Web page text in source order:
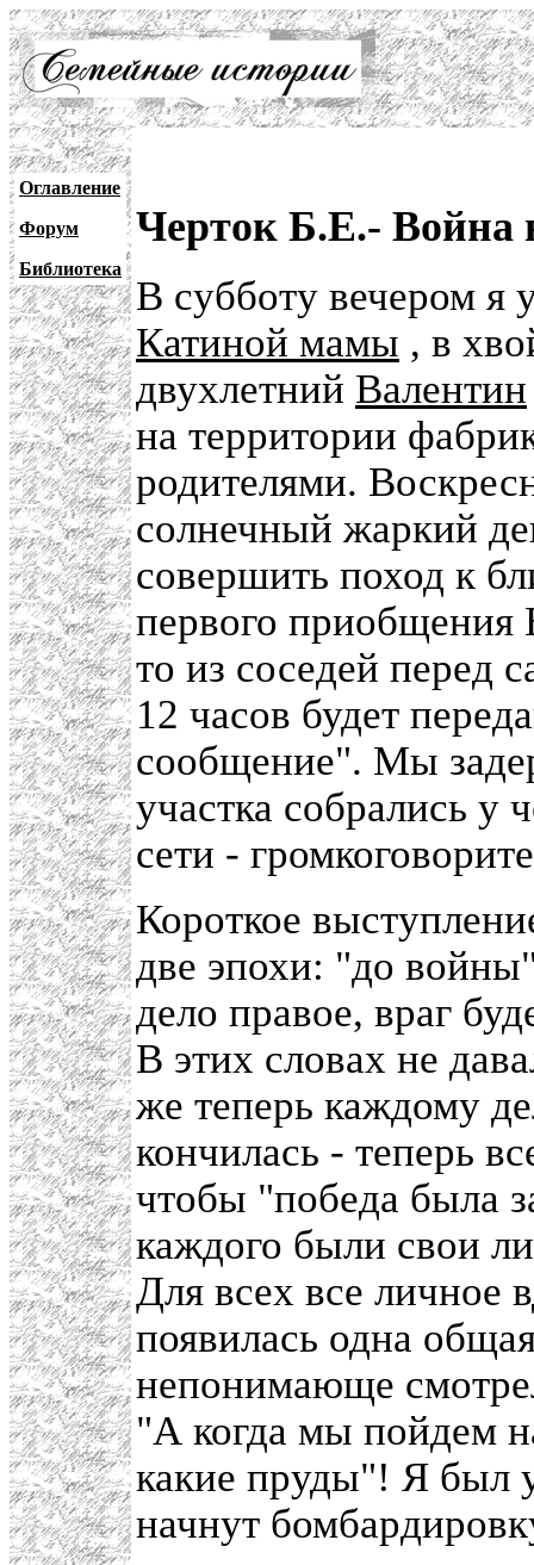
Оглавление
Форум
Библиотека
Черток Б.Е.- Война
В субботу вечером я
Катиной мамы , в
двухлетний Валентин
на территории
родителями.
солнечный жаркий
совершить поход к
первого приобщения
то из соседей
12 часов будет
сообщение". Мы
участка собрались у
сети -
Короткое
две эпохи: "до
дело правое, враг
В этих словах не
же теперь каждому
кончилась - теперь
чтобы "победа была
каждого были свои
Для всех все личное
появилась одна
непонимающе
"А когда мы пойдем
какие пруды"! Я был
начнут